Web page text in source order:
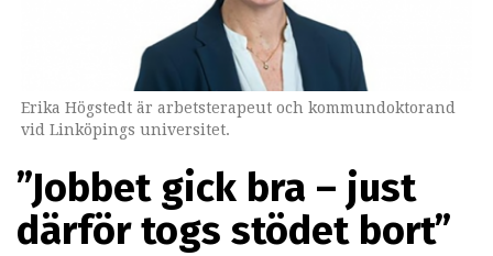
Erika Högstedt är arbetsterapeut och kommundoktorand
vid Linköpings universitet.
”Jobbet gick bra – just
därför togs stödet bort”